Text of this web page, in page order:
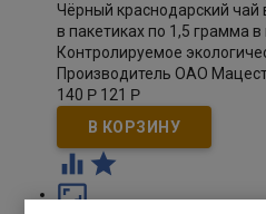
Чёрный краснодарский
в пакетиках по 1,5 грамма
Контролируемое
Производитель ОАО
140 Р 121 Р
 
